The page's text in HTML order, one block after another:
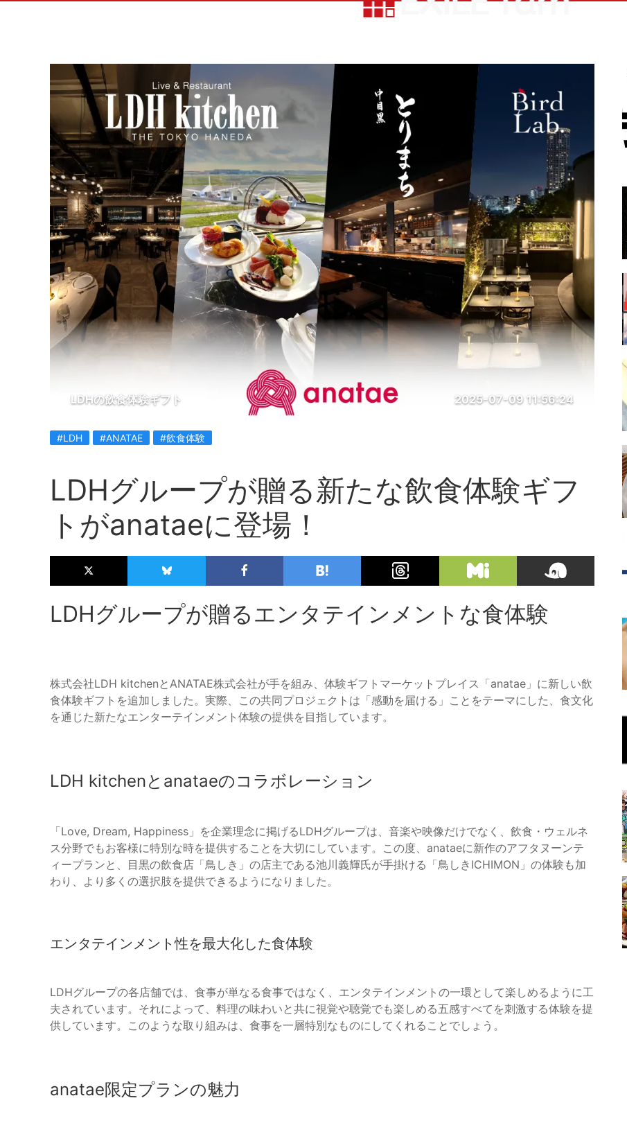
LDHの飲食体験ギフト 2025-07-09 11:56:24
#LDH #ANATAE #飲食体験
LDHグループが贈る新たな飲食体験ギフ
トがanataeに登場！
LDHグループが贈るエンタテインメントな食体験
株式会社LDH kitchenとANATAE株式会社が手を組み、体験ギフトマーケットプレイス「anatae」に新しい飲
食体験ギフトを追加しました。実際、この共同プロジェクトは「感動を届ける」ことをテーマにした、食文化
を通じた新たなエンターテインメント体験の提供を目指しています。
LDH kitchenとanataeのコラボレーション
「Love, Dream, Happiness」を企業理念に掲げるLDHグループは、音楽や映像だけでなく、飲食・ウェルネ
ス分野でもお客様に特別な時を提供することを大切にしています。この度、anataeに新作のアフタヌーンテ
ィープランと、目黒の飲食店「鳥しき」の店主である池川義輝氏が手掛ける「鳥しきICHIMON」の体験も加
わり、より多くの選択肢を提供できるようになりました。
エンタテインメント性を最大化した食体験
LDHグループの各店舗では、食事が単なる食事ではなく、エンタテインメントの一環として楽しめるように工
夫されています。それによって、料理の味わいと共に視覚や聴覚でも楽しめる五感すべてを刺激する体験を提
供しています。このような取り組みは、食事を一層特別なものにしてくれることでしょう。
anatae限定プランの魅力